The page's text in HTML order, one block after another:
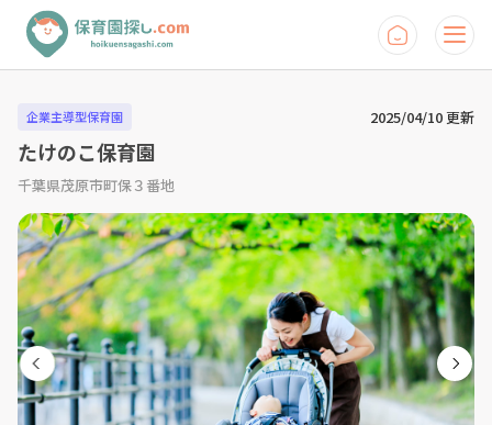
企業主導型保育園 2025/04/10 更新
たけのこ保育園
千葉県茂原市町保３番地